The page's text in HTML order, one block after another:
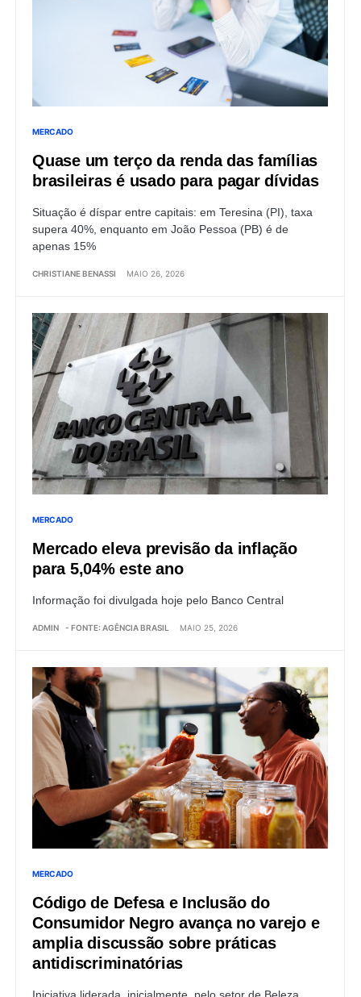
MERCADO
Quase um terço da renda das famílias
brasileiras é usado para pagar dívidas
Situação é díspar entre capitais: em Teresina (PI), taxa
supera 40%, enquanto em João Pessoa (PB) é de
apenas 15%
CHRISTIANE BENASSI MAIO 26, 2026
MERCADO
Mercado eleva previsão da inflação
para 5,04% este ano
Informação foi divulgada hoje pelo Banco Central
ADMIN - FONTE: AGÊNCIA BRASIL MAIO 25, 2026
MERCADO
Código de Defesa e Inclusão do
Consumidor Negro avança no varejo e
amplia discussão sobre práticas
antidiscriminatórias